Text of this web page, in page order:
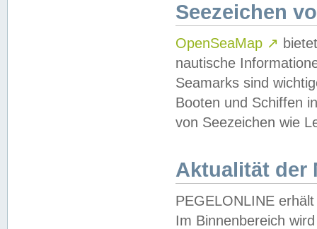
Seezeichen
OpenSeaMap ↗
nautische
Seamarks sind
Booten und Schiffen
von Seezeichen wie
Aktualität der
PEGELONLINE
Im Binnenbereich